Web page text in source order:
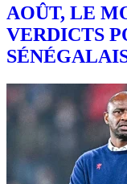
AOÛT, LE
VERDICTS